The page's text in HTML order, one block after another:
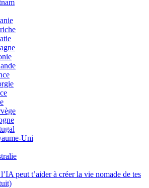
Uni
peut t’aider à créer la vie nomade de tes